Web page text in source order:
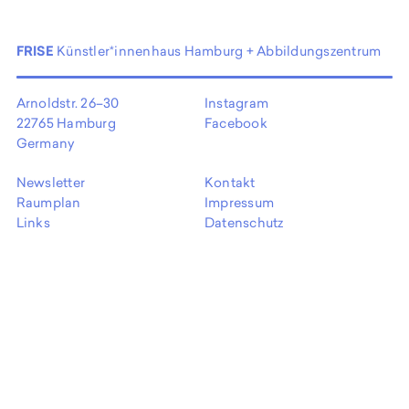
FRISE Künstler*innenhaus Hamburg + Abbildungszentrum
Arnoldstr. 26–30
22765 Hamburg
Germany
Instagram
Facebook
Newsletter
Raumplan
Links
Kontakt
Impressum
Datenschutz